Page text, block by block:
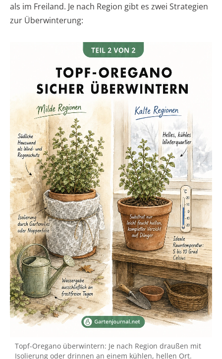
als im Freiland. Je nach Region gibt es zwei Strategien
zur Überwinterung:
Topf-Oregano überwintern: Je nach Region draußen mit
Isolierung oder drinnen an einem kühlen, hellen Ort.